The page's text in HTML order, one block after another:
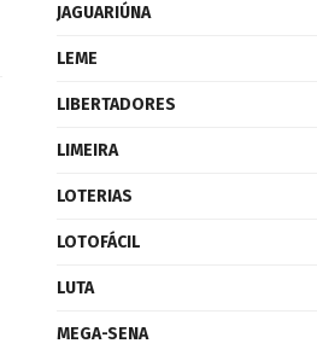
JAGUARIÚNA
LEME
LIBERTADORES
LIMEIRA
LOTERIAS
LOTOFÁCIL
LUTA
MEGA-SENA